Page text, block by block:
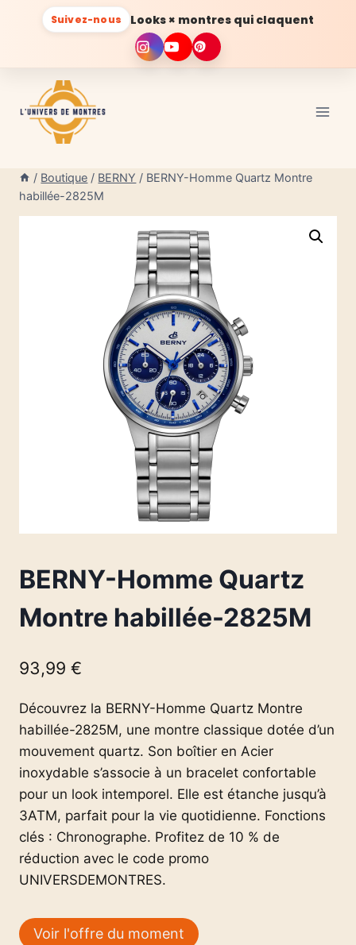
Suivez-nous Looks × montres qui claquent
contenu
/ Boutique / BERNY / BERNY-Homme Quartz Montre
habillée-2825M
BERNY-Homme Quartz
Montre habillée-2825M
93,99 €
Découvrez la BERNY-Homme Quartz Montre
habillée-2825M, une montre classique dotée d’un
mouvement quartz. Son boîtier en Acier
inoxydable s’associe à un bracelet confortable
pour un look intemporel. Elle est étanche jusqu’à
3ATM, parfait pour la vie quotidienne. Fonctions
clés : Chronographe. Profitez de 10 % de
réduction avec le code promo
UNIVERSDEMONTRES.
Voir l'offre du moment